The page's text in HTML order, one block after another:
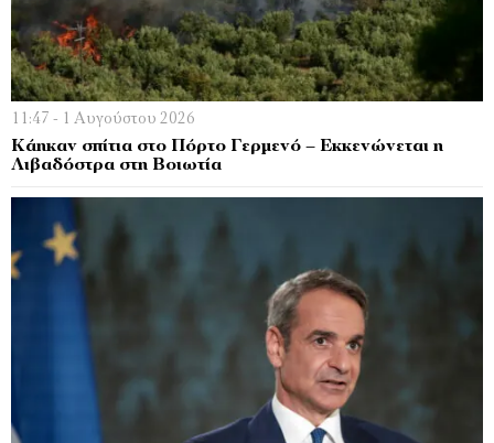
11:47 - 1 Αυγούστου 2026
Κάηκαν σπίτια στο Πόρτο Γερμενό – Εκκενώνεται η
Λιβαδόστρα στη Βοιωτία